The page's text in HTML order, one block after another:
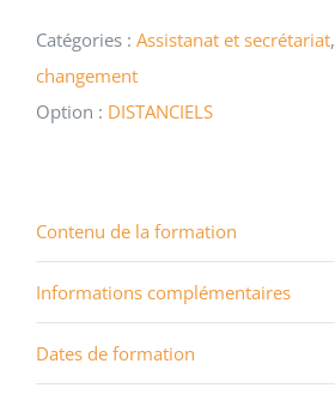
Catégories : Assistanat et secrétariat,
changement
Option : DISTANCIELS
Contenu de la formation
Informations complémentaires
Dates de formation